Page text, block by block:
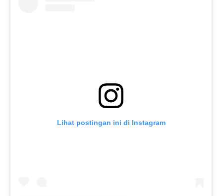
Lihat postingan ini di Instagram